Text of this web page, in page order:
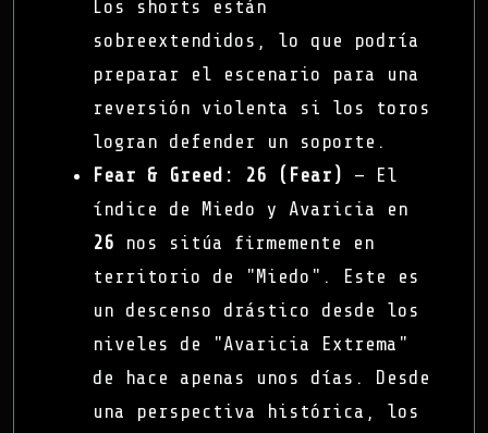
Los shorts están
sobreextendidos, lo que podría
preparar el escenario para una
reversión violenta si los toros
logran defender un soporte.
Fear & Greed:
26 (Fear) — El
índice de Miedo y Avaricia en
26 nos sitúa firmemente en
territorio de "Miedo". Este es
un descenso drástico desde los
niveles de "Avaricia Extrema"
de hace apenas unos días. Desde
una perspectiva histórica, los